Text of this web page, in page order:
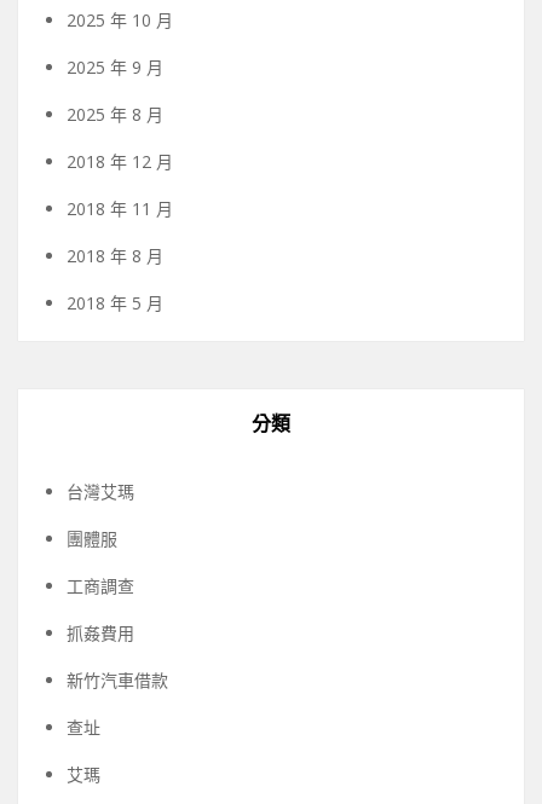
2025 年 10 月
2025 年 9 月
2025 年 8 月
2018 年 12 月
2018 年 11 月
2018 年 8 月
2018 年 5 月
分類
台灣艾瑪
團體服
工商調查
抓姦費用
新竹汽車借款
查址
艾瑪